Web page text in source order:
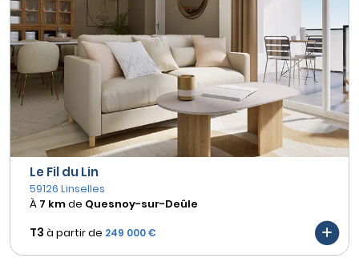
Le Fil du Lin
59126 Linselles
À 7 kmde Quesnoy-sur-Deûle
T3 à partir de 249 000 €